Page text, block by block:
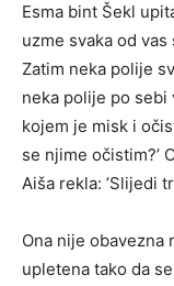
Esma bint Šekl
uzme svaka od
Zatim neka polije
neka polije po sebi
kojem je misk i
se njime očistim?’
Aiša rekla: ’Slijedi
Ona nije obavezna
upletena tako da